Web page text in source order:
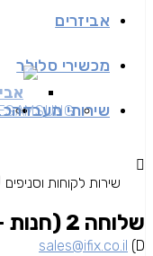
אביזרים
מכשירי סלולר
SAMSUNG
שירותי מעבדה
שירות לקוחות וסניפים
שלוחה 2 (חנות + זאפ)
D)
sales@ifix.co.il